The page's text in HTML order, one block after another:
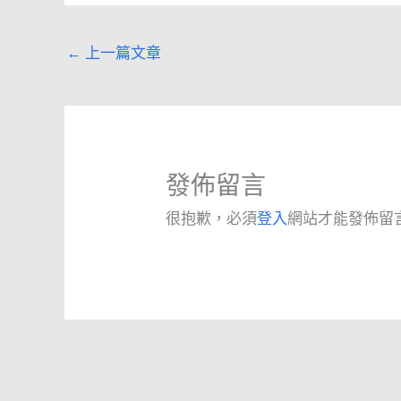
← 上一篇文章
發佈留言
很抱歉，必須登入網站才能發佈留